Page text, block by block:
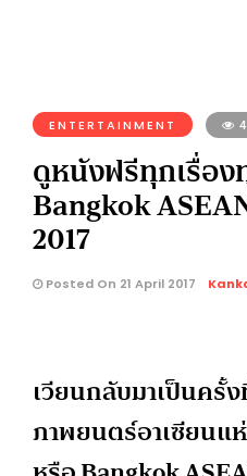
ENTERTAINMENT
ดูหนังฟรีทุกเรื่อง
Bangkok
2017
Posted On 21 April 2017
เวียนกลับมาเป็นครั้
ภาพยนตร์อาเซียนแ